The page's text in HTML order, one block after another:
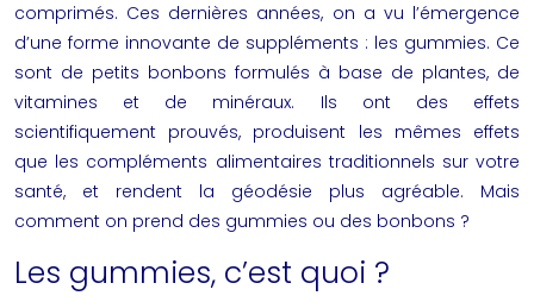
comprimés. Ces dernières années, on a vu l’émergence
d’une forme innovante de suppléments : les gummies. Ce
sont de petits bonbons formulés à base de plantes, de
vitamines et de minéraux. Ils ont des effets
scientifiquement prouvés, produisent les mêmes effets
que les compléments alimentaires traditionnels sur votre
santé, et rendent la géodésie plus agréable. Mais
comment on prend des gummies ou des bonbons ?
Les gummies, c’est quoi ?